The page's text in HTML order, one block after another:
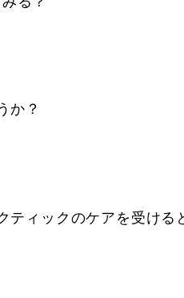
か？
ティックのケアを受け